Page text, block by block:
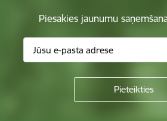
Piesakies jaunumu